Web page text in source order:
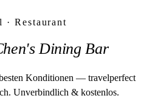
· Restaurant
Dining Bar
Konditionen — travelperfect
Unverbindlich & kostenlos.